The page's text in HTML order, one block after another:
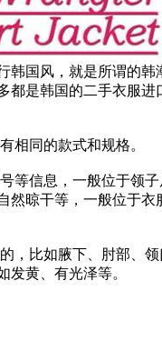
韩国风，就是所谓的
是韩国的二手衣服进
相同的款式和规格。
等信息，一般位于领
晾干等，一般位于
，比如腋下、肘部、
发黄、有光泽等。